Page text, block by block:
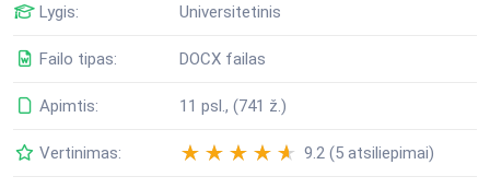
Lygis: Universitetinis
Failo tipas: DOCX failas
Apimtis: 11 psl., (741 ž.)
Vertinimas: 9.2 (5 atsiliepimai)